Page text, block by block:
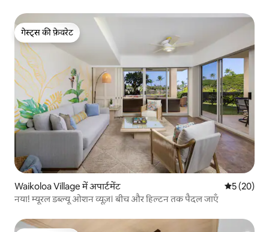
गेस्ट्स की फ़ेवरेट
गेस्ट्स की फ़ेवरेट
Waikoloa Village में अपार्टमेंट औसत रेटिंग
5 (20)
नया! म्यूरल डब्ल्यू ओशन व्यूज़। बीच और हिल्टन तक पैदल जाएँ